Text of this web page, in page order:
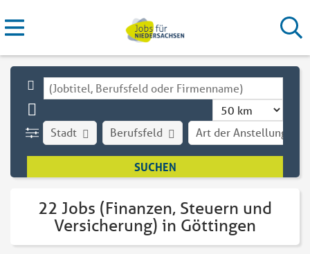
Stadt Art der Anstellung
Berufsfeld
22 Jobs (Finanzen, Steuern und
Versicherung) in Göttingen